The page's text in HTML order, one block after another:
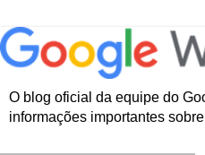
O blog oficial da equipe do
informações importantes